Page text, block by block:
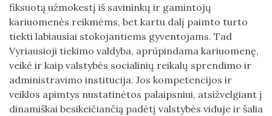
fiksuotą užmokestį iš savininkų ir gamintojų
kariuomenės reikmėms, bet kartu dalį paimto turto
tiekti labiausiai stokojantiems gyventojams. Tad
Vyriausioji tiekimo valdyba, aprūpindama kariuomenę,
veikė ir kaip valstybės socialinių reikalų sprendimo ir
administravimo institucija. Jos kompetencijos ir
veiklos apimtys nustatinėtos palaipsniui, atsižvelgiant į
dinamiškai besikeičiančią padėtį valstybės viduje ir šalia